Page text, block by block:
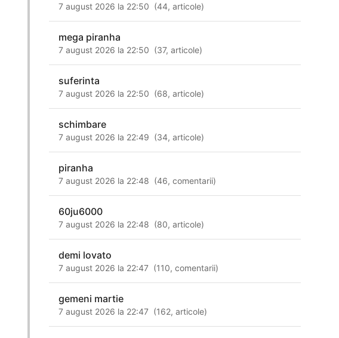
7 august 2026 la 22:50 (44,articole)
mega piranha
7 august 2026 la 22:50 (37,articole)
suferinta
7 august 2026 la 22:50 (68,articole)
schimbare
7 august 2026 la 22:49 (34,articole)
piranha
7 august 2026 la 22:48 (46,comentarii)
60ju6000
7 august 2026 la 22:48 (80,articole)
demi lovato
7 august 2026 la 22:47 (110,comentarii)
gemeni martie
7 august 2026 la 22:47 (162,articole)